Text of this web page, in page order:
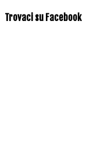
Trovaci su Facebook